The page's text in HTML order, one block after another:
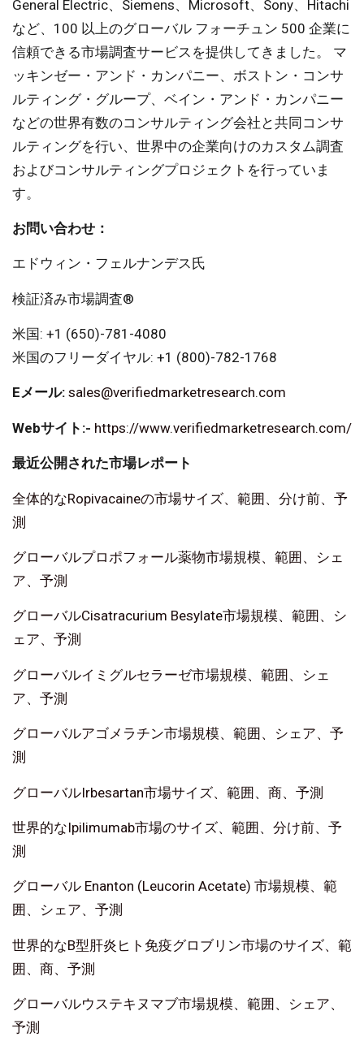
General Electric、Siemens、Microsoft、Sony、Hitachi
など、100 以上のグローバル フォーチュン 500 企業に
信頼できる市場調査サービスを提供してきました。 マ
ッキンゼー・アンド・カンパニー、ボストン・コンサ
ルティング・グループ、ベイン・アンド・カンパニー
などの世界有数のコンサルティング会社と共同コンサ
ルティングを行い、世界中の企業向けのカスタム調査
およびコンサルティングプロジェクトを行っていま
す。
お問い合わせ：
エドウィン・フェルナンデス氏
検証済み市場調査®
米国: +1 (650)-781-4080
米国のフリーダイヤル: +1 (800)-782-1768
Eメール: sales@verifiedmarketresearch.com
Webサイト:- https://www.verifiedmarketresearch.com/
最近公開された市場レポート
全体的なRopivacaineの市場サイズ、範囲、分け前、予
測
グローバルプロポフォール薬物市場規模、範囲、シェ
ア、予測
グローバルCisatracurium Besylate市場規模、範囲、シ
ェア、予測
グローバルイミグルセラーゼ市場規模、範囲、シェ
ア、予測
グローバルアゴメラチン市場規模、範囲、シェア、予
測
グローバルIrbesartan市場サイズ、範囲、商、予測
世界的なIpilimumab市場のサイズ、範囲、分け前、予
測
グローバル Enanton (Leucorin Acetate) 市場規模、範
囲、シェア、予測
世界的なB型肝炎ヒト免疫グロブリン市場のサイズ、範
囲、商、予測
グローバルウステキヌマブ市場規模、範囲、シェア、
予測